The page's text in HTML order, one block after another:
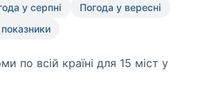
у серпні
Погода у вересні
по всій країні для 15 міст у